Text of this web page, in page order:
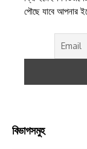
পৌছে যাবে আপনার
বিভাগসমুহ